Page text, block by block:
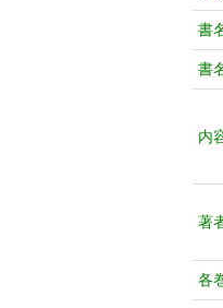
書
書
内
著
各